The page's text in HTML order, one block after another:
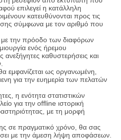
επιλεγεί η κατάλληλη
κατευθύνονται προς τις
σύμφωνα με τον αριθμό που
την πρόοδο των διαφόρων
ενός ήρεμου
καθυστερήσεις και
εμφανίζεται ως οργανωμένη,
για την ευημερία των πελατών
η ενότητα στατιστικών
για την offline ιστορική
με τη μορφή
σε πραγματικό χρόνο, θα σας
με την άμεση λήψη αποφάσεων.